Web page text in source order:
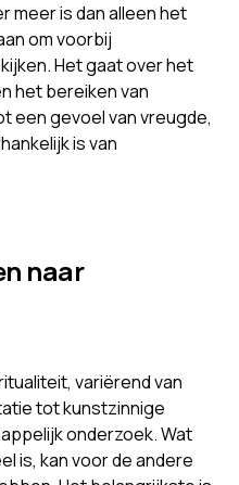
meer is dan alleen het
om voorbij
Het gaat over het
het bereiken van
een gevoel van vreugde,
is van
naar
variërend van
tot kunstzinnige
onderzoek. Wat
is, kan voor de andere